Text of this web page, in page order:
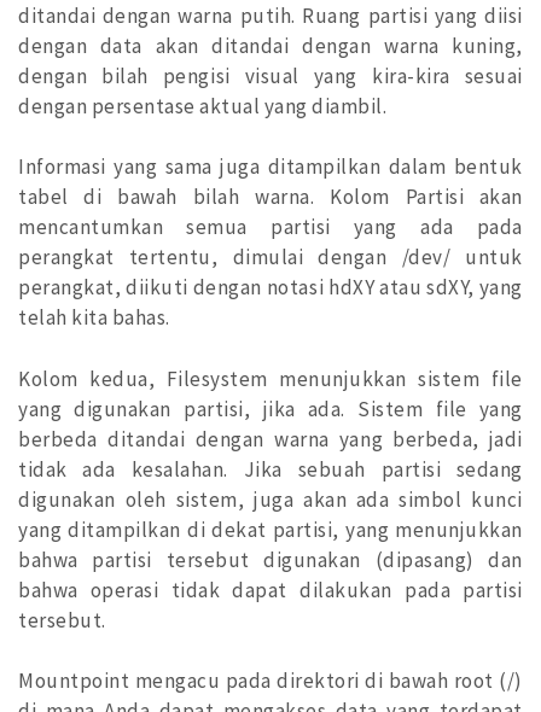
ditandai dengan warna putih. Ruang partisi yang diisi
dengan data akan ditandai dengan warna kuning,
dengan bilah pengisi visual yang kira-kira sesuai
dengan persentase aktual yang diambil.
Informasi yang sama juga ditampilkan dalam bentuk
tabel di bawah bilah warna. Kolom Partisi akan
mencantumkan semua partisi yang ada pada
perangkat tertentu, dimulai dengan /dev/ untuk
perangkat, diikuti dengan notasi hdXY atau sdXY, yang
telah kita bahas.
Kolom kedua, Filesystem menunjukkan sistem file
yang digunakan partisi, jika ada. Sistem file yang
berbeda ditandai dengan warna yang berbeda, jadi
tidak ada kesalahan. Jika sebuah partisi sedang
digunakan oleh sistem, juga akan ada simbol kunci
yang ditampilkan di dekat partisi, yang menunjukkan
bahwa partisi tersebut digunakan (dipasang) dan
bahwa operasi tidak dapat dilakukan pada partisi
tersebut.
Mountpoint mengacu pada direktori di bawah root (/)